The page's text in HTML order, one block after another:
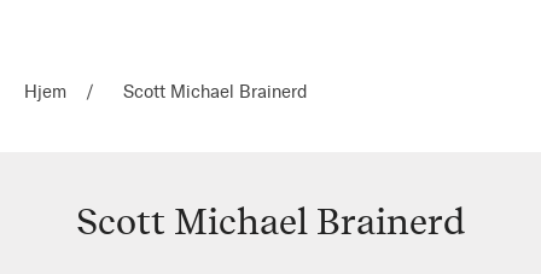
Hjem Scott Michael Brainerd
Scott Michael Brainerd